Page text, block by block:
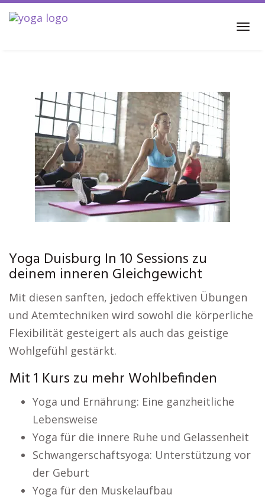
Skip
to
Yoga Duisburg In 10 Sessions zu
deinem inneren Gleichgewicht
Mit diesen sanften, jedoch effektiven Übungen
und Atemtechniken wird sowohl die körperliche
Flexibilität gesteigert als auch das geistige
Wohlgefühl gestärkt.
Mit 1 Kurs zu mehr Wohlbefinden
Yoga und Ernährung: Eine ganzheitliche
Lebensweise
Yoga für die innere Ruhe und Gelassenheit
Schwangerschaftsyoga: Unterstützung vor
der Geburt
Yoga für den Muskelaufbau